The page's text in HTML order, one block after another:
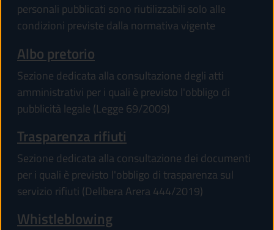
personali pubblicati sono riutilizzabili solo alle
condizioni previste dalla normativa vigente
Albo pretorio
Sezione dedicata alla consultazione degli atti
amministrativi per i quali è previsto l'obbligo di
pubblicità legale (Legge 69/2009)
Trasparenza rifiuti
Sezione dedicata alla consultazione dei documenti
per i quali è previsto l'obbligo di trasparenza sul
servizio rifiuti (Delibera Arera 444/2019)
Whistleblowing